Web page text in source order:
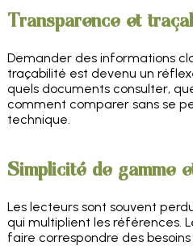
Transparence et
Demander des informations
traçabilité est devenu un
quels documents consulter,
comment comparer sans se
technique.
Simplicité de gamme
Les lecteurs sont souvent
qui multiplient les références.
faire correspondre des